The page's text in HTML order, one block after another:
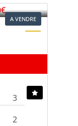
A VENDRE
3
2